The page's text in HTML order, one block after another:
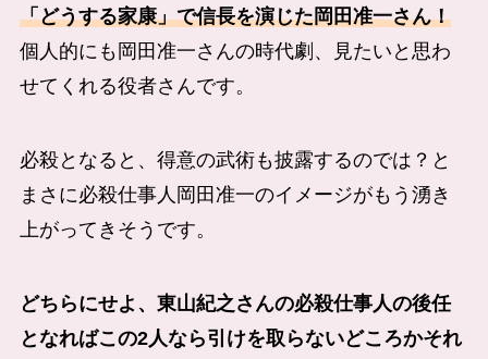
「どうする家康」で信長を演じた岡田准一さん！
個人的にも岡田准一さんの時代劇、見たいと思わ
せてくれる役者さんです。
必殺となると、得意の武術も披露するのでは？と
まさに必殺仕事人岡田准一のイメージがもう湧き
上がってきそうです。
どちらにせよ、東山紀之さんの必殺仕事人の後任
となればこの2人なら引けを取らないどころかそれ